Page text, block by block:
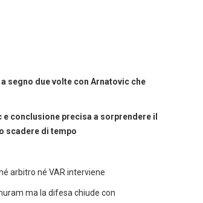
segno due volte con Arnatovic che
conclusione precisa a sorprendere il
scadere di tempo
arbitro né VAR interviene
ma la difesa chiude con